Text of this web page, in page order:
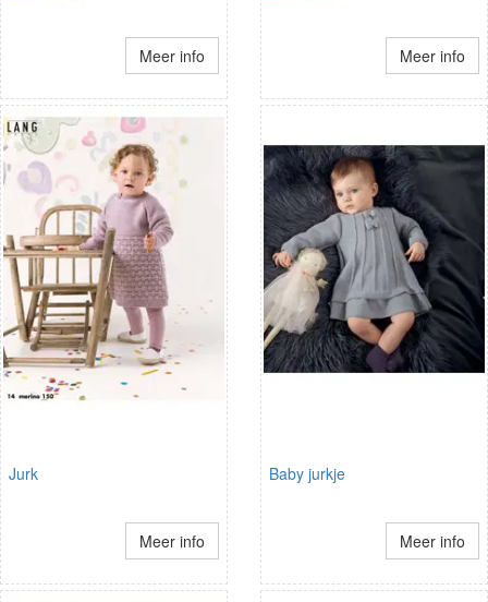
Meer info Meer info
Jurk
Meer info
Baby jurkje
Meer info